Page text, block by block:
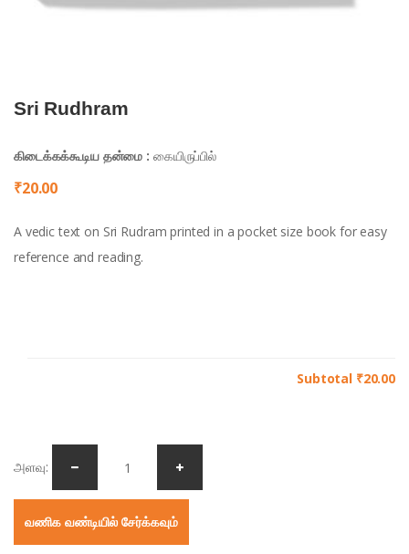
Sri Rudhram
கிடைக்கக்கூடிய தன்மை : கையிருப்பில்
₹20.00
A vedic text on Sri Rudram printed in a pocket size book for easy
reference and reading.
Subtotal ₹20.00
அளவு:
வணிக வண்டியில் சேர்க்கவும்